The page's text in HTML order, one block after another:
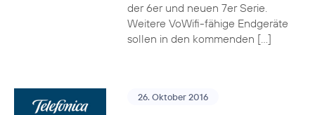
der 6er und neuen 7er Serie.
Weitere VoWifi-fähige Endgeräte
sollen in den kommenden […]
26. Oktober 2016